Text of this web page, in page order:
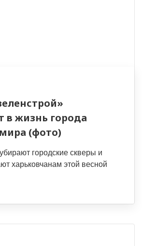
в жизнь города
(фото)
городские скверы и
харьковчанам этой весной